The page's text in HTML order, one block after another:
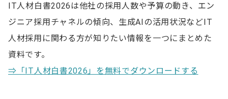
IT人材白書2026は他社の採用人数や予算の動き、エン
ジニア採用チャネルの傾向、生成AIの活用状況などIT
人材採用に関わる方が知りたい情報を一つにまとめた
資料です。
⇒「IT人材白書2026」を無料でダウンロードする